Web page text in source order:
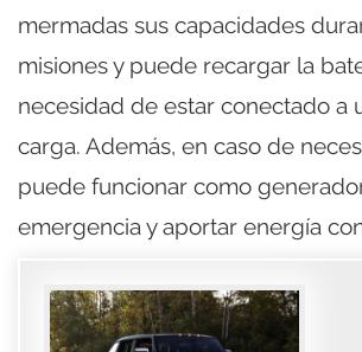
mermadas sus capacidades
misiones y puede recargar la
necesidad de estar conectado a
carga. Además, en caso de
puede funcionar como
emergencia y aportar energía